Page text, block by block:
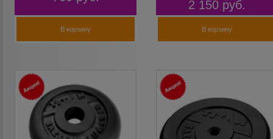
В корзину
2 150 руб.
В корзину